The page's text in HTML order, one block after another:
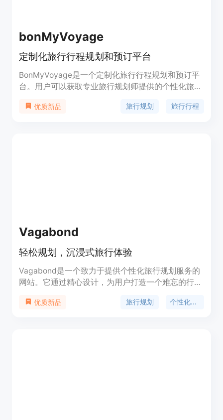
bonMyVoyage
定制化旅行行程规划和预订平台
BonMyVoyage是一个定制化旅行行程规划和预订平
台。用户可以获取专业旅行规划师提供的个性化旅行
服务。它提供了浏览旅行规划师上传的推荐和旅行计
优质新品 旅行规划 旅行行程
Vagabond
轻松规划，沉浸式旅行体验
Vagabond是一个致力于提供个性化旅行规划服务的
网站。它通过精心设计，为用户打造一个难忘的行
优质新品 旅行规划 个性化服务